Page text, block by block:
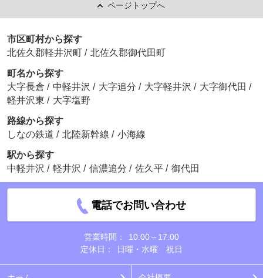
ページトップへ
市区町村から探す
北佐久郡軽井沢町 / 北佐久郡御代田町
町名から探す
大字長倉 / 中軽井沢 / 大字追分 / 大字軽井沢 / 大字御代田 /
軽井沢東 / 大字塩野
路線から探す
しなの鉄道 / 北陸新幹線 / 小海線
駅から探す
中軽井沢 / 軽井沢 / 信濃追分 / 佐久平 / 御代田
電話でお問い合わせ
営業時間：
10:00～17:00
定休日：
日曜・水曜 祝日